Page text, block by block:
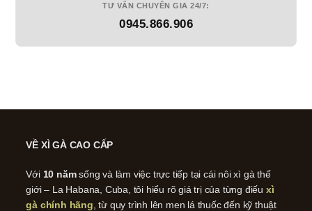
TƯ VẤN CHUYÊN GIA 24/7:
0945.866.906
VỀ XÌ GÀ CAO CẤP
Với 10 nămsống và làm việc trực tiếp tại cái nôi xì gà thế
giới – La Habana, Cuba, tôi hiểu rõ giá trị của từng điếu xì
gà chính hãng , từ quy trình lên men lá thuốc đến kỹ thuật